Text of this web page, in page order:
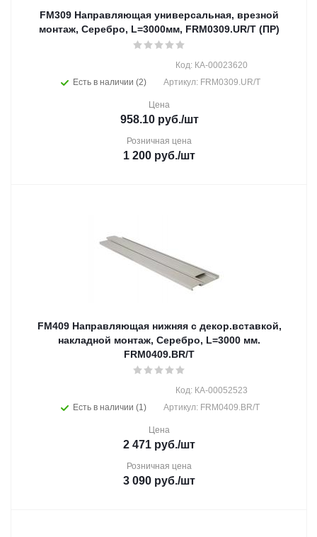
FM309 Направляющая универсальная, врезной
монтаж, Серебро, L=3000мм, FRM0309.UR/T (ПР)
Есть в наличии (2)
Код: КА-00023620
Артикул: FRM0309.UR/T
Цена
958.10руб./шт
Розничная цена
1 200 руб./шт
FM409 Направляющая нижняя с декор.вставкой,
накладной монтаж, Серебро, L=3000 мм.
FRM0409.BR/T
Есть в наличии (1)
Код: КА-00052523
Артикул: FRM0409.BR/T
Цена
2 471 руб./шт
Розничная цена
3 090 руб./шт